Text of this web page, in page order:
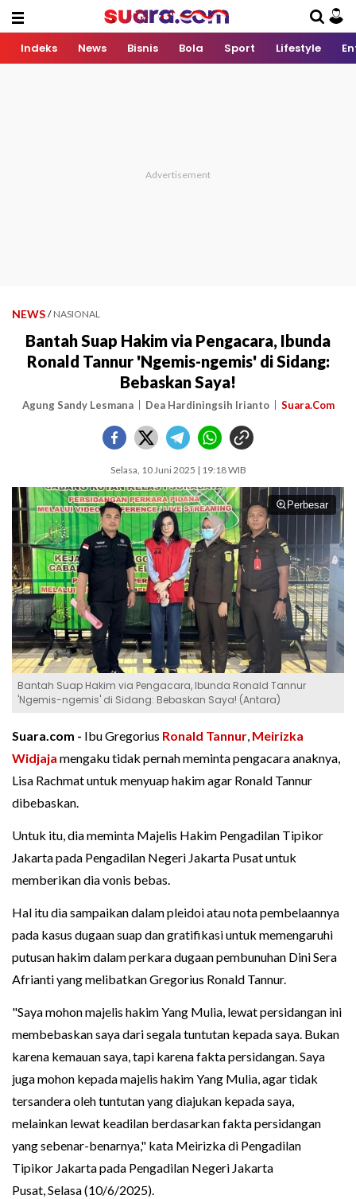
Indeks News Bisnis Bola Sport Lifestyle
NEWS / NASIONAL
Bantah Suap Hakim via Pengacara, Ibunda
Ronald Tannur 'Ngemis-ngemis' di Sidang:
Bebaskan Saya!
Agung Sandy Lesmana Dea Hardiningsih Irianto Suara.Com
Selasa, 10 Juni 2025 | 19:18 WIB
Perbesar
Bantah Suap Hakim via Pengacara, Ibunda Ronald Tannur
'Ngemis-ngemis' di Sidang: Bebaskan Saya! (Antara)
Suara.com - Ibu Gregorius Ronald Tannur, Meirizka
Widjaja mengaku tidak pernah meminta pengacara anaknya,
Lisa Rachmat untuk menyuap hakim agar Ronald Tannur
dibebaskan.
Untuk itu, dia meminta Majelis Hakim Pengadilan Tipikor
Jakarta pada Pengadilan Negeri Jakarta Pusat untuk
memberikan dia vonis bebas.
Hal itu dia sampaikan dalam pleidoi atau nota pembelaannya
pada kasus dugaan suap dan gratifikasi untuk memengaruhi
putusan hakim dalam perkara dugaan pembunuhan Dini Sera
Afrianti yang melibatkan Gregorius Ronald Tannur.
"Saya mohon majelis hakim Yang Mulia, lewat persidangan ini
membebaskan saya dari segala tuntutan kepada saya. Bukan
karena kemauan saya, tapi karena fakta persidangan. Saya
juga mohon kepada majelis hakim Yang Mulia, agar tidak
tersandera oleh tuntutan yang diajukan kepada saya,
melainkan lewat keadilan berdasarkan fakta persidangan
yang sebenar-benarnya," kata Meirizka di Pengadilan
Tipikor Jakarta pada Pengadilan Negeri Jakarta
Pusat, Selasa (10/6/2025).